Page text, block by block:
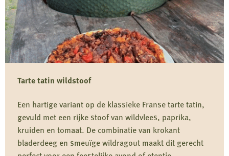
met
wild
Tarte tatin wildstoof
Een hartige variant op de klassieke Franse tarte tatin,
gevuld met een rijke stoof van wildvlees, paprika,
kruiden en tomaat. De combinatie van krokant
bladerdeeg en smeuïge wildragout maakt dit gerecht